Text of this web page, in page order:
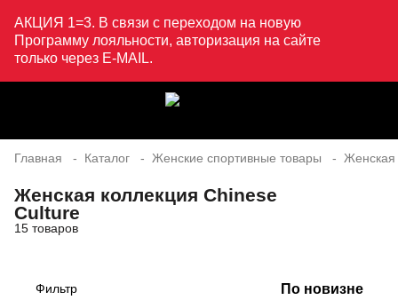
АКЦИЯ 1=3. В связи с переходом на новую
Программу лояльности, авторизация на сайте
только через E-MAIL.
Главная Каталог Женские спортивные товары
Женская коллекция Chinese
Culture
15 товаров
Фильтр По новизне